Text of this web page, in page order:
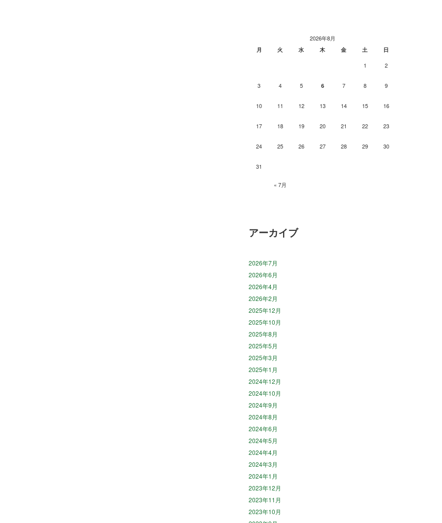
2026年8月
月 火 水 木 金 土 日
« 7月
1 2
3 4 5 6 7 8 9
10 11 12 13 14 15 16
17 18 19 20 21 22 23
24 25 26 27 28 29 30
31
アーカイブ
2026年7月
2026年6月
2026年4月
2026年2月
2025年12月
2025年10月
2025年8月
2025年5月
2025年3月
2025年1月
2024年12月
2024年10月
2024年9月
2024年8月
2024年6月
2024年5月
2024年4月
2024年3月
2024年1月
2023年12月
2023年11月
2023年10月